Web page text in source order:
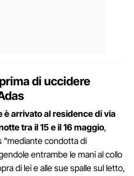
di uccidere
è arrivato al residence di via
tra il 15 e il 16 maggio,
"mediante condotta di
entrambe le mani al collo
di lei e alle sue spalle sul letto,